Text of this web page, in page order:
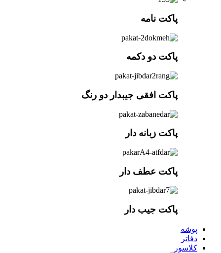
پاکت نامه
پاکت دو دکمه
پاکت افقی جیبدار دو رنگ
پاکت زبانه دار
پاکت عطف دار
پاکت جیب دار
پوشه
دفاتر
کلاسور